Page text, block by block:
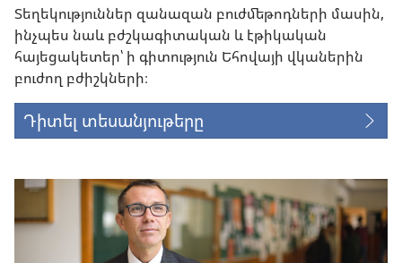
Տեղեկություններ զանազան բուժմեթոդների մասին,
ինչպես նաև բժշկագիտական և էթիկական
հայեցակետեր՝ ի գիտություն Եհովայի վկաներին
բուժող բժիշկների։
Դիտել տեսանյութերը